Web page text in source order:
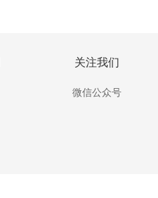
关注我们
微信公众号